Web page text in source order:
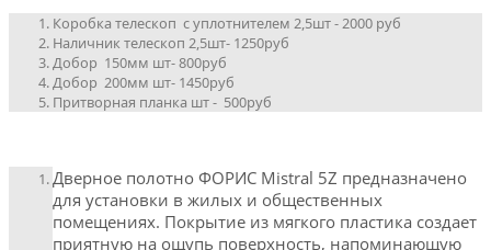
Коробка телескоп с уплотнителем 2,5шт - 2000 руб
Наличник телескоп 2,5шт- 1250руб
Добор 150мм шт- 800руб
Добор 200мм шт- 1450руб
Притворная планка шт - 500руб
Дверное полотно ФОРИС Mistral 5Z предназначено
для установки в жилых и общественных
помещениях. Покрытие из мягкого пластика создает
приятную на ощупь поверхность, напоминающую